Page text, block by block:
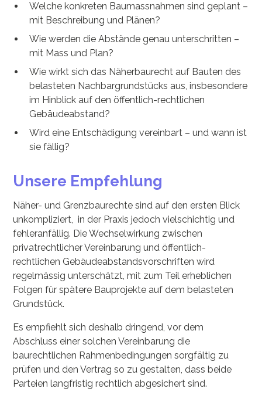
Welche konkreten Baumassnahmen sind geplant –
mit Beschreibung und Plänen?
Wie werden die Abstände genau unterschritten –
mit Mass und Plan?
Wie wirkt sich das Näherbaurecht auf Bauten des
belasteten Nachbargrundstücks aus, insbesondere
im Hinblick auf den öffentlich-rechtlichen
Gebäudeabstand?
Wird eine Entschädigung vereinbart – und wann ist
sie fällig?
Unsere Empfehlung
Näher- und Grenzbaurechte sind auf den ersten Blick
unkompliziert, in der Praxis jedoch vielschichtig und
fehleranfällig. Die Wechselwirkung zwischen
privatrechtlicher Vereinbarung und öffentlich-
rechtlichen Gebäudeabstandsvorschriften wird
regelmässig unterschätzt, mit zum Teil erheblichen
Folgen für spätere Bauprojekte auf dem belasteten
Grundstück.
Es empfiehlt sich deshalb dringend, vor dem
Abschluss einer solchen Vereinbarung die
baurechtlichen Rahmenbedingungen sorgfältig zu
prüfen und den Vertrag so zu gestalten, dass beide
Parteien langfristig rechtlich abgesichert sind.